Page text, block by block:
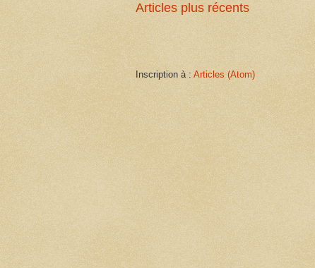
Articles plus récents
Inscription à : Articles (Atom)